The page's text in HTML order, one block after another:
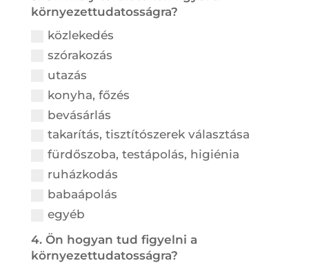
környezettudatosságra?
közlekedés
szórakozás
utazás
konyha, főzés
bevásárlás
takarítás, tisztítószerek választása
fürdőszoba, testápolás, higiénia
ruházkodás
babaápolás
egyéb
4. Ön hogyan tud figyelni a
környezettudatosságra?